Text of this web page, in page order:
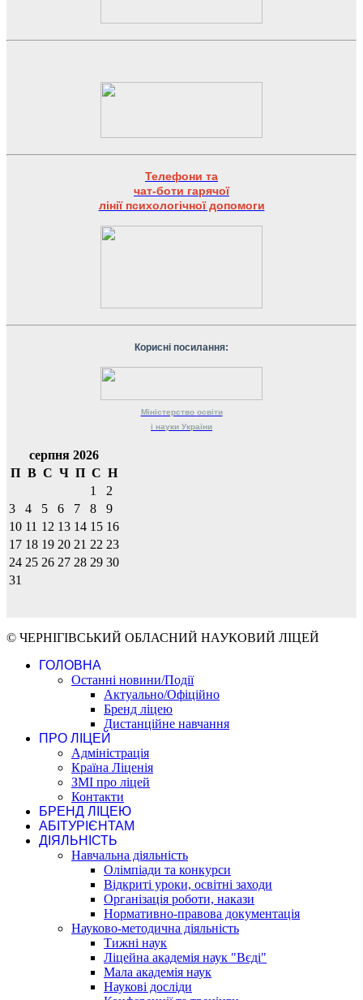
Телефони та
чат-боти гарячої
лінії психологічної допомоги
Корисні посилання:
Міністерство освіти
і науки України
серпня 2026
П В С Ч П С Н
1
2
3
4 5 6 7 8
9
10 11 12 13 14 15 16
17 18 19 20 21 22 23
24 25 26 27 28 29 30
31
© ЧЕРНІГІВСЬКИЙ ОБЛАСНИЙ НАУКОВИЙ ЛІЦЕЙ
ГОЛОВНА
Останні новини/Події
Актуально/Офіційно
Бренд ліцею
Дистанційне навчання
ПРО ЛІЦЕЙ
Адміністрація
Країна Ліценія
ЗМІ про ліцей
Контакти
БРЕНД ЛІЦЕЮ
АБІТУРІЄНТАМ
ДІЯЛЬНІСТЬ
Навчальна діяльність
Олімпіади та конкурси
Відкриті уроки, освітні заходи
Організація роботи, накази
Нормативно-правова документація
Науково-методична діяльність
Тижні наук
Ліцейна академія наук "Вєді"
Мала академія наук
Наукові досліди